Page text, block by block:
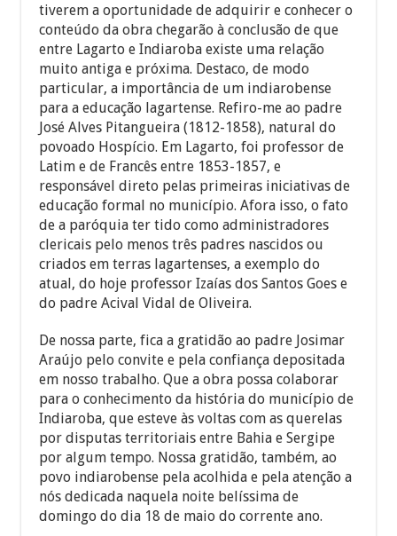
tiverem a oportunidade de adquirir e conhecer o
conteúdo da obra chegarão à conclusão de que
entre Lagarto e Indiaroba existe uma relação
muito antiga e próxima. Destaco, de modo
particular, a importância de um indiarobense
para a educação lagartense. Refiro-me ao padre
José Alves Pitangueira (1812-1858), natural do
povoado Hospício. Em Lagarto, foi professor de
Latim e de Francês entre 1853-1857, e
responsável direto pelas primeiras iniciativas de
educação formal no município. Afora isso, o fato
de a paróquia ter tido como administradores
clericais pelo menos três padres nascidos ou
criados em terras lagartenses, a exemplo do
atual, do hoje professor Izaías dos Santos Goes e
do padre Acival Vidal de Oliveira.
De nossa parte, fica a gratidão ao padre Josimar
Araújo pelo convite e pela confiança depositada
em nosso trabalho. Que a obra possa colaborar
para o conhecimento da história do município de
Indiaroba, que esteve às voltas com as querelas
por disputas territoriais entre Bahia e Sergipe
por algum tempo. Nossa gratidão, também, ao
povo indiarobense pela acolhida e pela atenção a
nós dedicada naquela noite belíssima de
domingo do dia 18 de maio do corrente ano.